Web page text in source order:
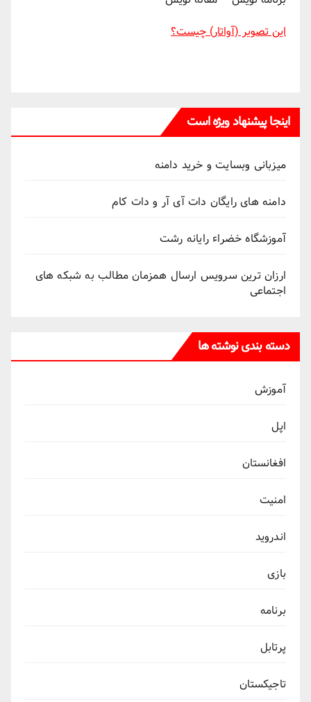
این تصویر (آواتار) چیست؟
اینجا پیشنهاد ویژه است
میزبانی وبسایت و خرید دامنه
دامنه های رایگان دات آی آر و دات کام
آموزشگاه خضراء رایانه رشت
ارزان ترین سرویس ارسال همزمان مطالب به شبکه های
اجتماعی
دسته بندی نوشته ها
آموزش
اپل
افغانستان
امنیت
اندروید
بازی
برنامه
پرتابل
تاجیکستان